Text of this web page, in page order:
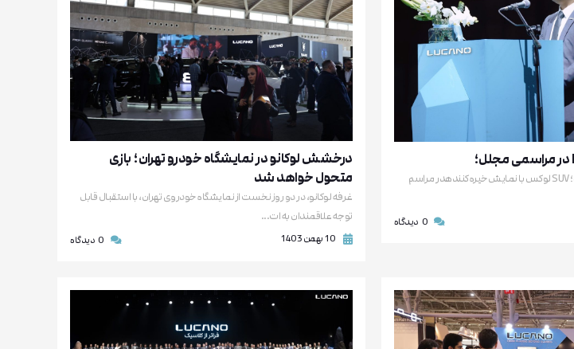
لوکانو L7 رسما رونمایی شد؛ SUV لوکس با نمایش خیره‌کنندهدر مراسم
0 دیدگاه
درخشش لوکانو در نمایشگاه خودرو تهران؛ بازی
متحول خواهد شد
غرفه لوکانو، در دو روز نخست از نمایشگاه خودروی تهران، با استقبال قابل
توجه علاقمندان به ات...
10 بهمن 1403 0 دیدگاه